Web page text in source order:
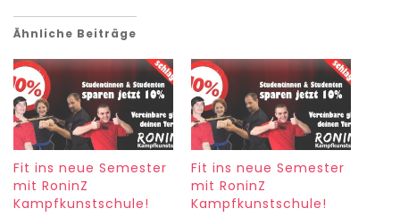
Ähnliche Beiträge
Fit ins neue Semester
mit RoninZ
Kampfkunstschule!
Fit ins neue Semester
mit RoninZ
Kampfkunstschule!